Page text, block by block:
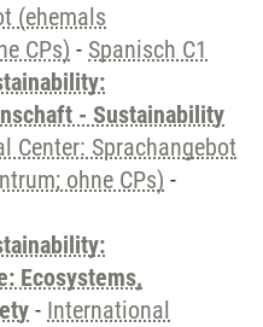
(ehemals
CPs) - Spanisch C1
- Sustainability
Center: Sprachangebot
ohne CPs) -
Ecosystems,
- International